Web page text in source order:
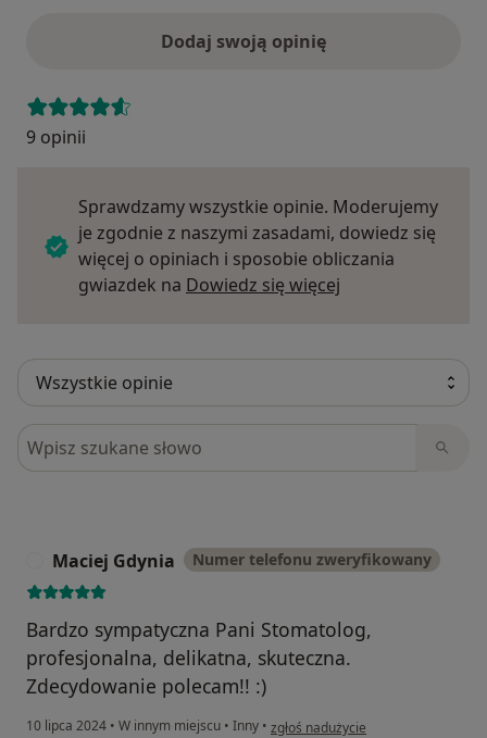
Dodaj swoją opinię
9 opinii
Sprawdzamy wszystkie opinie. Moderujemy
je zgodnie z naszymi zasadami, dowiedz się
więcej o opiniach i sposobie obliczania
gwiazdek na Dowiedz się więcej
Szukaj w opiniach
Maciej Gdynia Numer telefonu zweryfikowany
Bardzo sympatyczna Pani Stomatolog,
profesjonalna, delikatna, skuteczna.
Zdecydowanie polecam!! :)
10 lipca 2024 • W innym miejscu • Inny • w opinii użytkownika Maciej Gdynia
zgłoś nadużycie